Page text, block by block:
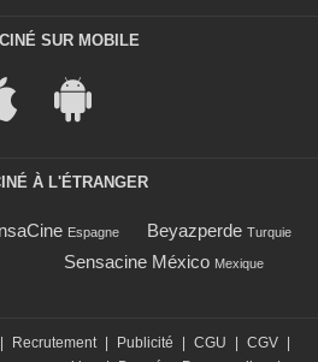
SUR MOBILE
À L'ÉTRANGER
Espagne Beyazperde Turquie
Sensacine México Mexique
Recrutement Publicité CGU CGV